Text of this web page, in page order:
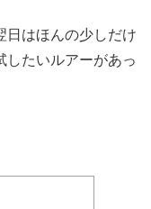
日はほんの少しだけ
したいルアーがあっ